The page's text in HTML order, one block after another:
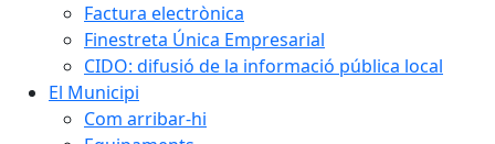
Factura electrònica
Finestreta Única Empresarial
CIDO: difusió de la informació pública local
El Municipi
Com arribar-hi